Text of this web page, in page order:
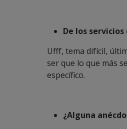
De los
Ufff, tema difícil,
ser que lo que más
específico.
¿Alguna